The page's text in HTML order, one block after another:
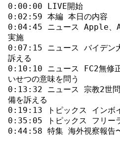
0:00:00 LIVE開始
0:02:59 本編 本日の内容
0:04:45 ニュース Apple、
実施
0:07:15 ニュース バイデン
訴える
0:10:10 ニュース FC2無修正
いせつの意味を問う
0:13:32 ニュース 宗教2世問
備を訴える
0:19:13 トピックス インボ
0:35:05 トピックス フリー